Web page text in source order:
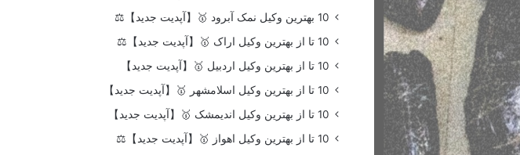
10 بهترین وکیل نمک آبرود 🥇【آپدیت جدید】⚖️
10 تا از بهترین وکیل اراک 🥇【آپدیت جدید】⚖️
10 تا از بهترین وکیل اردبیل 🥇【آپدیت جدید】
10 تا از بهترین وکیل اسلامشهر 🥇【آپدیت جدید】
10 تا از بهترین وکیل اندیمشک 🥇【آپدیت جدید】
10 تا از بهترین وکیل اهواز 🥇【آپدیت جدید】⚖️